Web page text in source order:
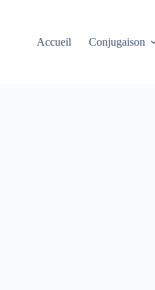
Accueil Conjugaison